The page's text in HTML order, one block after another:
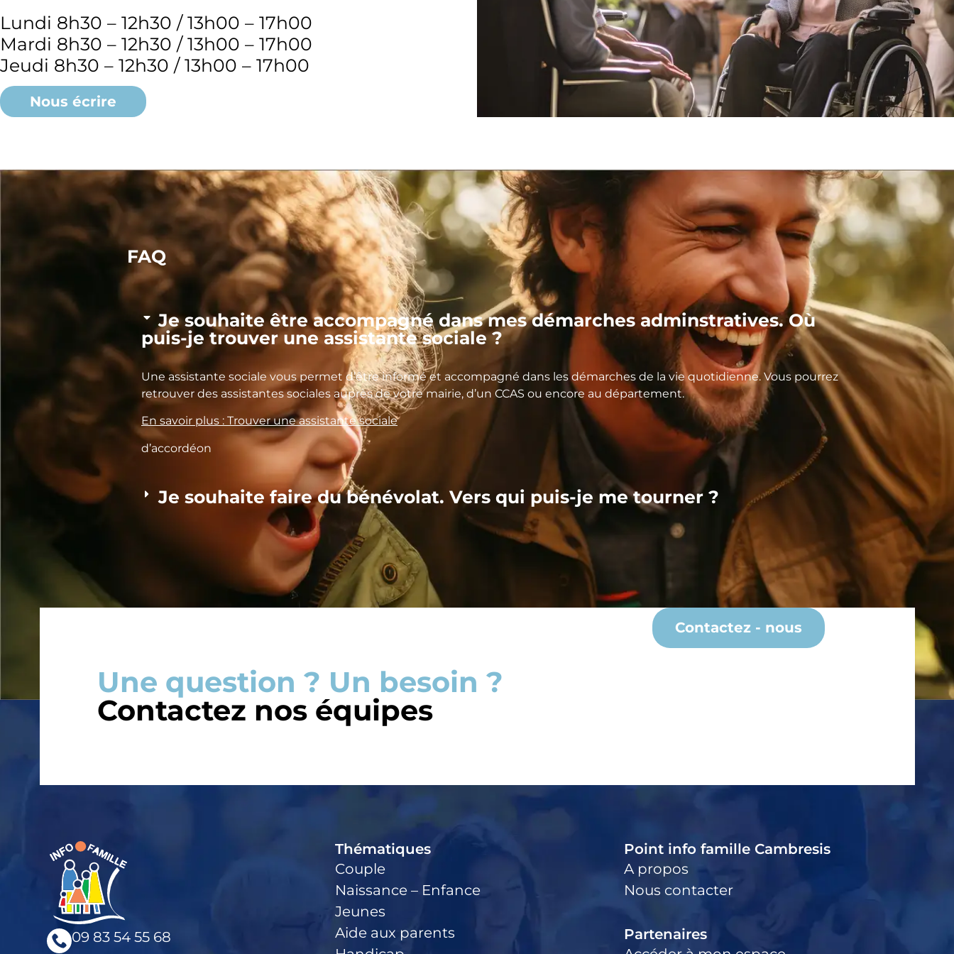
Lundi 8h30 – 12h30 / 13h00 – 17h00
Mardi 8h30 – 12h30 / 13h00 – 17h00
Jeudi 8h30 – 12h30 / 13h00 – 17h00
Nous écrire
FAQ
Je souhaite être accompagné dans mes démarches adminstratives. Où
puis-je trouver une assistante sociale ?
Une assistante sociale vous permet d’être informé et accompagné dans les démarches de la vie quotidienne. Vous pourrez
retrouver des assistantes sociales auprès de votre mairie, d’un CCAS ou encore au département.
En savoir plus : Trouver une assistante sociale
d’accordéon
Je souhaite faire du bénévolat. Vers qui puis-je me tourner ?
Une question ? Un besoin ?
Contactez nos équipes
Contactez - nous
09 83 54 55 68
Thématiques
Couple
Naissance – Enfance
Jeunes
Aide aux parents
Point info famille Cambresis
A propos
Nous contacter
Partenaires